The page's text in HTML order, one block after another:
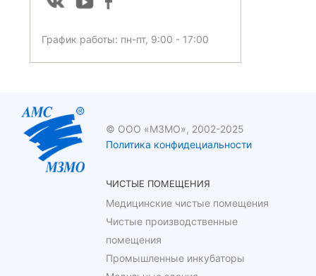
График работы: пн-пт, 9:00 - 17:00
© ООО «МЗМО», 2002-2025
Политика конфидециальности
ЧИСТЫЕ ПОМЕЩЕНИЯ
Медицинские чистые помещения
Чистые производственные
помещения
Промышленные инкубаторы